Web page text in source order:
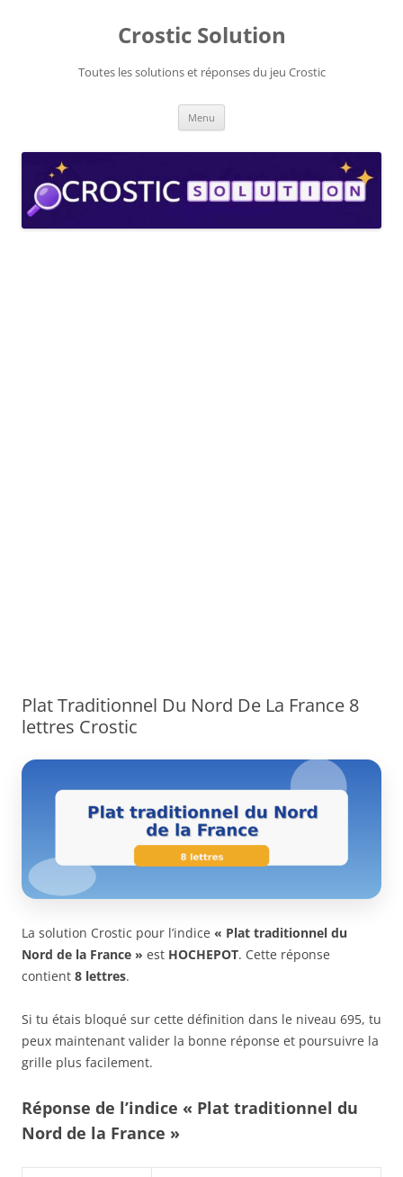
Crostic Solution
Toutes les solutions et réponses du jeu Crostic
Menu
Plat Traditionnel Du Nord De La France 8
lettres Crostic
La solution Crostic pour l’indice « Plat traditionnel du
Nord de la France » est HOCHEPOT. Cette réponse
contient 8 lettres.
Si tu étais bloqué sur cette définition dans le niveau 695, tu
peux maintenant valider la bonne réponse et poursuivre la
grille plus facilement.
Réponse de l’indice « Plat traditionnel du
Nord de la France »